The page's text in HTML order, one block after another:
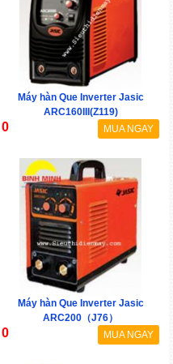
Máy hàn Que Inverter Jasic
ARC160III(Z119)
0 MUA NGAY
Máy hàn Que Inverter Jasic
ARC200（J76）
0 MUA NGAY